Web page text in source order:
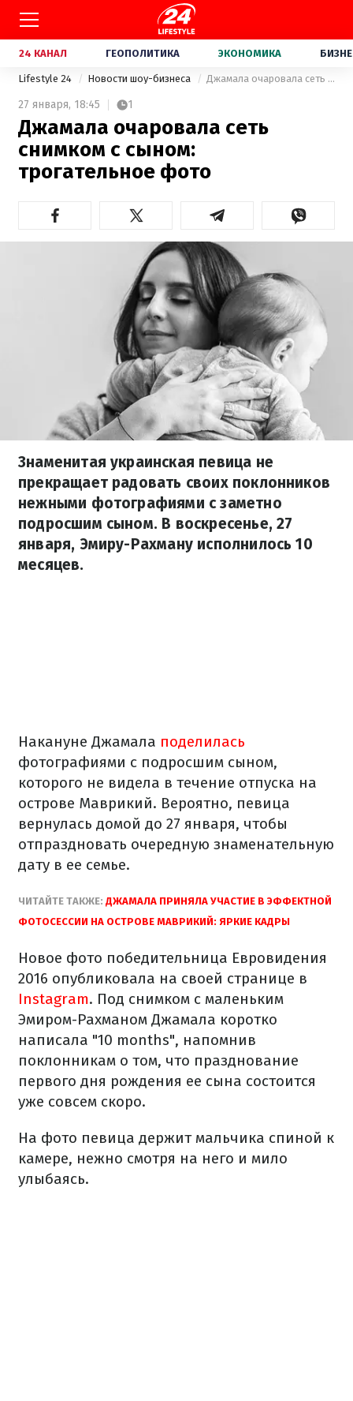
24 КАНАЛ ГЕОПОЛИТИКА ЭКОНОМИКА
Lifestyle 24 Новости шоу-бизнеса Джамала очаровала сеть снимком с сыном: трогательное фото
27 января, 18:45 1
Джамала очаровала сеть
снимком с сыном:
трогательное фото
Знаменитая украинская певица не
прекращает радовать своих поклонников
нежными фотографиями с заметно
подросшим сыном. В воскресенье, 27
января, Эмиру-Рахману исполнилось 10
месяцев.
Накануне Джамала поделилась
фотографиями с подросшим сыном,
которого не видела в течение отпуска на
острове Маврикий. Вероятно, певица
вернулась домой до 27 января, чтобы
отпраздновать очередную знаменательную
дату в ее семье.
ЧИТАЙТЕ ТАКЖЕ: ДЖАМАЛА ПРИНЯЛА УЧАСТИЕ В ЭФФЕКТНОЙ
ФОТОСЕССИИ НА ОСТРОВЕ МАВРИКИЙ: ЯРКИЕ КАДРЫ
Новое фото победительница Евровидения
2016 опубликовала на своей странице в
Instagram. Под снимком с маленьким
Эмиром-Рахманом Джамала коротко
написала "10 months", напомнив
поклонникам о том, что празднование
первого дня рождения ее сына состоится
уже совсем скоро.
На фото певица держит мальчика спиной к
камере, нежно смотря на него и мило
улыбаясь.